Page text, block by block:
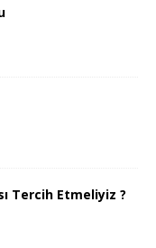
Tercih Etmeliyiz ?